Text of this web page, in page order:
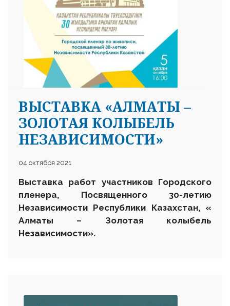
ВЫСТАВКА «АЛМАТЫ –
ЗОЛОТАЯ КОЛЫБЕЛЬ
НЕЗАВИСИМОСТИ»
04 октября 2021
Выставка работ участников Городского
пленера, Посвященного 30-летию
Независимости Республики Казахстан, «
Алматы – Золотая колыбель
Независимости».